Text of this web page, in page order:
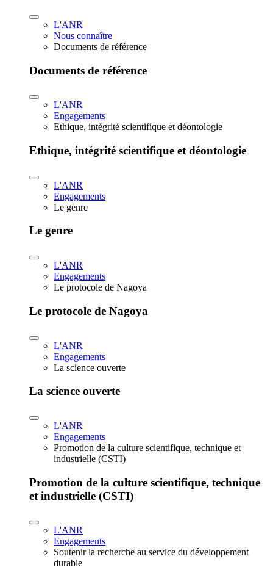
L'ANR
Nous connaître
Documents de référence
Documents de référence
L'ANR
Engagements
Ethique, intégrité scientifique et déontologie
Ethique, intégrité scientifique et déontologie
L'ANR
Engagements
Le genre
Le genre
L'ANR
Engagements
Le protocole de Nagoya
Le protocole de Nagoya
L'ANR
Engagements
La science ouverte
La science ouverte
L'ANR
Engagements
Promotion de la culture scientifique, technique et
industrielle (CSTI)
Promotion de la culture scientifique, technique
et industrielle (CSTI)
L'ANR
Engagements
Soutenir la recherche au service du développement
durable